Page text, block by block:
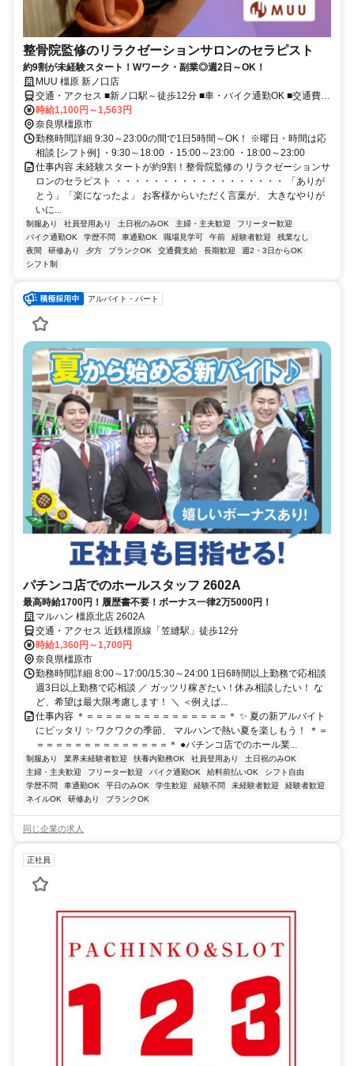
整骨院監修のリラクゼーションサロンのセラピスト
約9割が未経験スタート！Wワーク・副業◎週2日～OK！
MUU 橿原 新ノ口店
交通・アクセス ■新ノ口駅～徒歩12分 ■車・バイク通勤OK ■交通費全
額支給（条件あり）
時給1,100円～1,563円
奈良県橿原市
勤務時間詳細 9:30～23:00の間で1日5時間～OK！ ※曜日・時間は応
相談 [シフト例] ・9:30～18:00 ・15:00～23:00 ・18:00～23:00
仕事内容 未経験スタートが約9割！整骨院監修の リラクゼーションサ
ロンのセラピスト ・・・・・・・・・・・・・・・・・・ 「ありが
とう」「楽になったよ」 お客様からいただく言葉が、 大きなやりが
いに...
制服あり 社員登用あり 土日祝のみOK 主婦・主夫歓迎
フリーター歓迎
バイク通勤OK
学歴不問 車通勤OK 職場見学可 午前 経験者歓迎
残業なし
夜間
研修あり 夕方 ブランクOK 交通費支給 長期歓迎
週2・3日からOK
シフト制
アルバイト・パート
パチンコ店でのホールスタッフ 2602A
最高時給1700円！履歴書不要！ボーナス一律2万5000円！
マルハン 橿原北店 2602A
交通・アクセス 近鉄橿原線「笠縫駅」徒歩12分
時給1,360円～1,700円
奈良県橿原市
勤務時間詳細 8:00～17:00/15:30～24:00 1日6時間以上勤務で応相談
週3日以上勤務で応相談 ／ ガッツリ稼ぎたい！休み相談したい！ な
ど、希望は最大限考慮します！ ＼ ＜例えば...
仕事内容 ＊＝＝＝＝＝＝＝＝＝＝＝＝＝＝＝＊ ✨ 夏の新アルバイト
にピッタリ ✨ ワクワクの季節、 マルハンで熱い夏を楽しもう！ ＊＝
＝＝＝＝＝＝＝＝＝＝＝＝＝＝＊ ●パチンコ店でのホール業...
制服あり 業界未経験者歓迎 扶養内勤務OK 社員登用あり
土日祝のみOK
主婦・主夫歓迎
フリーター歓迎 バイク通勤OK 給料前払いOK
シフト自由
学歴不問
車通勤OK 平日のみOK 学生歓迎 経験不問 未経験者歓迎
経験者歓迎
ネイルOK
研修あり ブランクOK
同じ企業の求人
正社員